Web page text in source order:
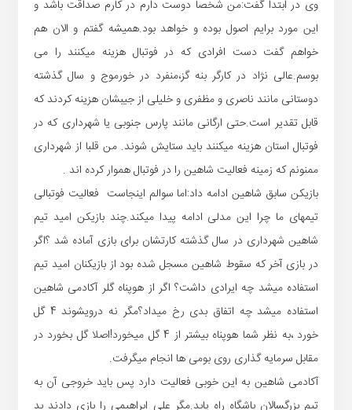
وی در ابتدا گفت:من شخصا دوست دارم در کارم صداقت باشد و
این مورد برایم اصول بوده و خواهد بود.همیشه گفتم و الان هم
خواهم گفت دست افرادی که در فوتبال هزینه میکنند را می
بوسم.عالی نژاد در کارگر بنه گز،منفرد در خورموج و سال گذشته
دوستانی مانند ناصری و مظفری و خلیلی از جیبشان هزینه کردند که
قابل تقدیر است.حتی ارگانی مانند پارس جنوبی یا شهرداری که در
فوتبال استان هزینه میکنند باید ستایش شوند. من قلبا از شهرداری
ممنونم که زمینه فعالیت شاهین را در فوتبال هموار کرده اند .
بازیکن سابق شاهین ادامه داد:اما سوالم اینجاست فعالیت فوتبالی
تیمهای ما چرا این مدلی ادامه پیدا میکند.چند بازیکن امید تیم
شاهین شهرداری در سال گذشته کارتشان برای بازی آماده شد ؟اگر
در بازی آخر که سقوط شاهین مسجل شده بود از بازیکنان امید تیم
استفاده میشد چه ایرادی داشت؟ اگر از هوپناه گلر آکادمی شاهین
استفاده میشد چه اتفاق بدی رخ میداد؟مگر نه درویشوند 4 گل
خورد ،به نظر شما هوپناه بیشتر از 4 گل میخورد!اصلا گل بخورد در
مقابل سرمایه گذاری روی بومی ها انجام میگرفت.
آکادمی شاهین به این خوبی فعالیت دارد پس باید خروجی آن به
تیم بزرگسالان باشگاه راه یابد.مگر علی ابراهیمی را بازی دادند بد